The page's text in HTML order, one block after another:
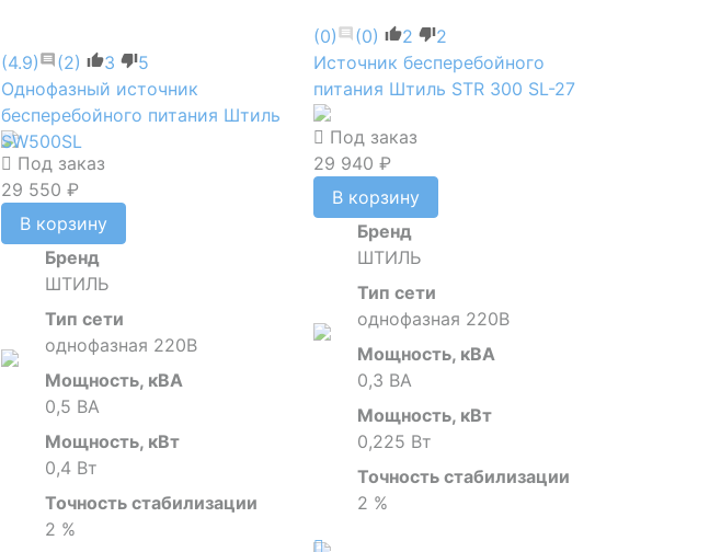
(4.9) (2) 3
5
Однофазный источник
бесперебойного питания Штиль
SW500SL
Под заказ
29 550 ₽
В корзину
Бренд
ШТИЛЬ
Тип сети
однофазная 220В
Мощность, кВА
0,5 ВА
Мощность, кВт
0,4 Вт
Точность стабилизации
2 %
(0) (0) 2
2
Источник бесперебойного
питания Штиль STR 300 SL-27
Под заказ
29 940 ₽
В корзину
Бренд
ШТИЛЬ
Тип сети
однофазная 220В
Мощность, кВА
0,3 ВА
Мощность, кВт
0,225 Вт
Точность стабилизации
2 %